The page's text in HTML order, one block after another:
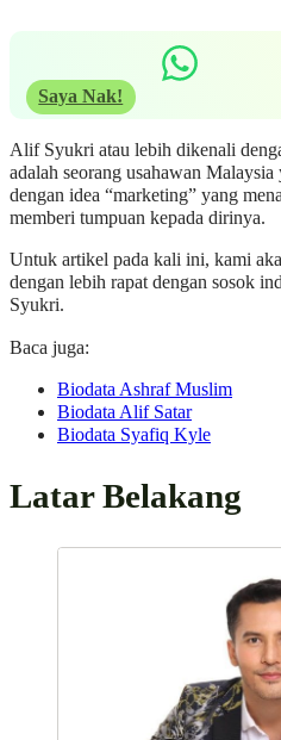
Saya Nak!
Alif Syukri atau lebih dikenali
adalah seorang usahawan
dengan idea “marketing” yang
memberi tumpuan kepada dirinya.
Untuk artikel pada kali ini, kami
dengan lebih rapat dengan sosok
Syukri.
Baca juga:
Biodata Ashraf Muslim
Biodata Alif Satar
Biodata Syafiq Kyle
Latar Belakang